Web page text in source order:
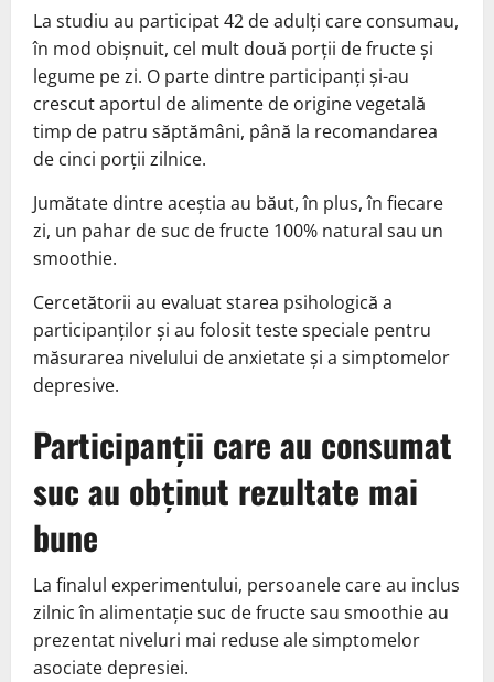
La studiu au participat 42 de adulți care consumau,
în mod obișnuit, cel mult două porții de fructe și
legume pe zi. O parte dintre participanți și-au
crescut aportul de alimente de origine vegetală
timp de patru săptămâni, până la recomandarea
de cinci porții zilnice.
Jumătate dintre aceștia au băut, în plus, în fiecare
zi, un pahar de suc de fructe 100% natural sau un
smoothie.
Cercetătorii au evaluat starea psihologică a
participanților și au folosit teste speciale pentru
măsurarea nivelului de anxietate și a simptomelor
depresive.
Participanții care au consumat
suc au obținut rezultate mai
bune
La finalul experimentului, persoanele care au inclus
zilnic în alimentație suc de fructe sau smoothie au
prezentat niveluri mai reduse ale simptomelor
asociate depresiei.